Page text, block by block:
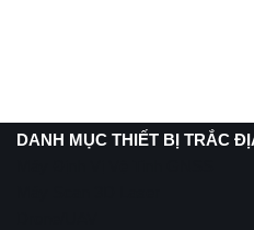
DANH MỤC THIẾT BỊ TRẮC